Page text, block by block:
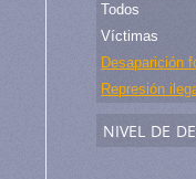
Todos
Víctimas
Desaparición
Represión
nivel de